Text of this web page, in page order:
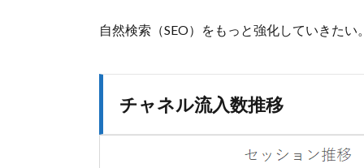
自然検索（SEO）をもっと強化していきたい
チャネル流入数推移